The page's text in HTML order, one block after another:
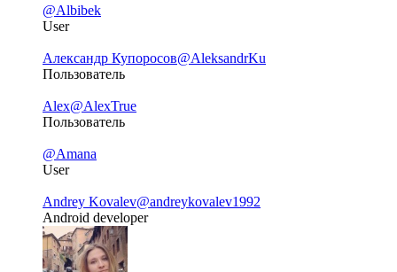
@Albibek
User
Александр Купоросов@AleksandrKu
Пользователь
Alex@AlexTrue
Пользователь
@Amana
User
Andrey Kovalev@andreykovalev1992
Android developer